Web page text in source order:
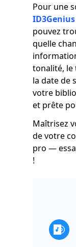
Pour une
pouvez
quelle
tonalité, le
la date de
votre
et prête
Maîtrisez
de votre
pro —
!